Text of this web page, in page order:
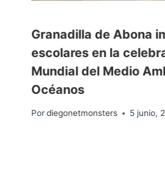
Granadilla de Abona
escolares en la
Mundial del Medio
Océanos
Pordiegonetmonsters 5 junio,